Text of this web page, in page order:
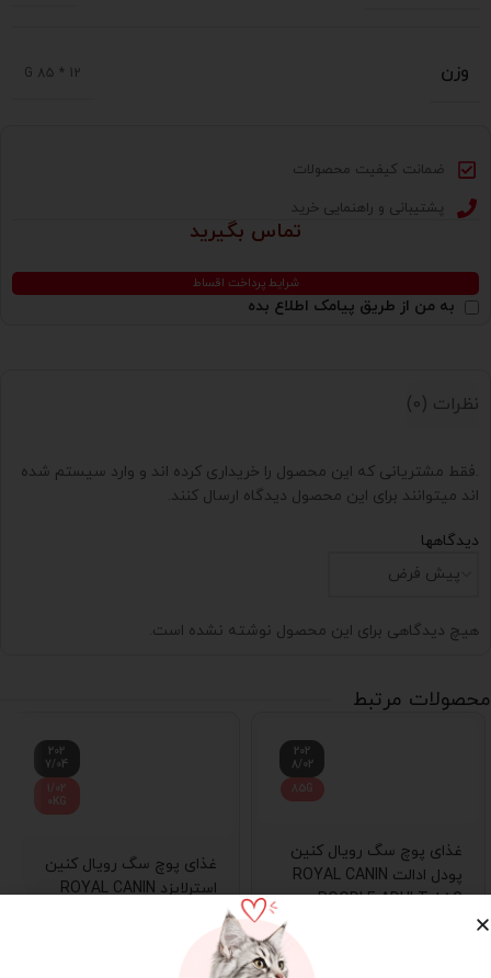
وزن 12 * 85 G
ضمانت کیفیت محصولات
پشتیبانی و راهنمایی خرید
تماس بگیرید
شرایط پرداخت اقساط
به من از طریق پیامک اطلاع بده
نظرات (0)
دیدگاهها
هیچ دیدگاهی برای این محصول نوشته نشده است.
.فقط مشتریانی که این محصول را خریداری کرده اند و وارد سیستم شده
اند میتوانند برای این محصول دیدگاه ارسال کنند.
محصولات مرتبط
202
8/02
85G
غذای پوچ سگ رویال کنین
پودل ادالت ROYAL CANIN
POODLE ADULT 85G
202
7/04
1/02
0KG
غذای پوچ سگ رویال کنین
استرلایزد ROYAL CANIN
4,428,000